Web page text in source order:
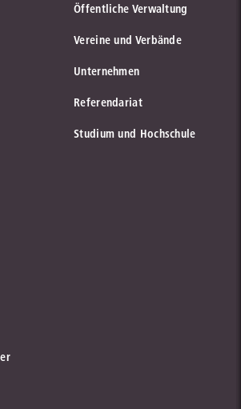
Öffentliche Verwaltung
Vereine und Verbände
Unternehmen
Referendariat
Studium und Hochschule